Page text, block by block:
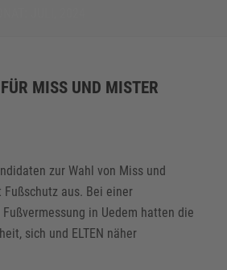
MISS UND MISTER
zur Wahl von Miss und
aus. Bei einer
in Uedem hatten die
sich und ELTEN näher